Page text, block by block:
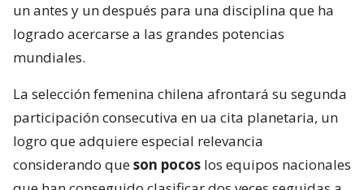
un antes y un después para una disciplina que ha
logrado acercarse a las grandes potencias
mundiales.
La selección femenina chilena afrontará su segunda
participación consecutiva en ua cita planetaria, un
logro que adquiere especial relevancia
considerando queson pocos los equipos nacionales